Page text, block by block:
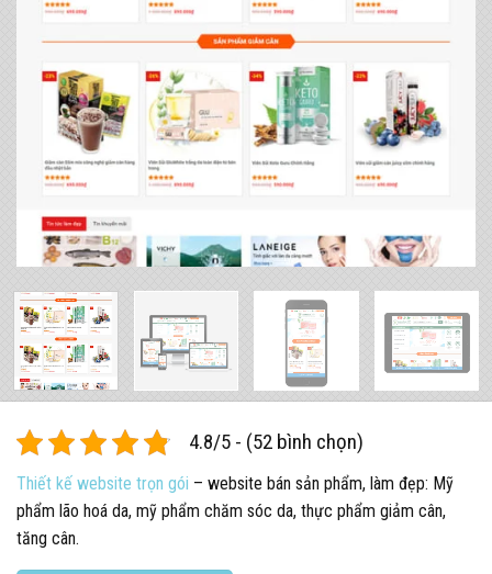
4.8/5 - (52 bình chọn)
Thiết kế website trọn gói – website bán sản phẩm, làm đẹp: Mỹ
phẩm lão hoá da, mỹ phẩm chăm sóc da, thực phẩm giảm cân,
tăng cân.